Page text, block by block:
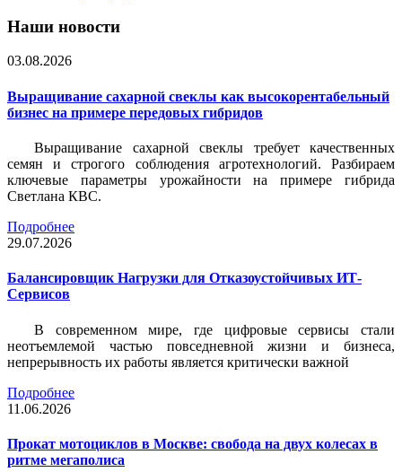
Наши новости
03.08.2026
Выращивание сахарной свеклы как высокорентабельный
бизнес на примере передовых гибридов
Выращивание сахарной свеклы требует качественных
семян и строгого соблюдения агротехнологий. Разбираем
ключевые параметры урожайности на примере гибрида
Светлана КВС.
Подробнее
29.07.2026
Балансировщик Нагрузки для Отказоустойчивых ИТ-
Сервисов
В современном мире, где цифровые сервисы стали
неотъемлемой частью повседневной жизни и бизнеса,
непрерывность их работы является критически важной
Подробнее
11.06.2026
Прокат мотоциклов в Москве: свобода на двух колесах в
ритме мегаполиса